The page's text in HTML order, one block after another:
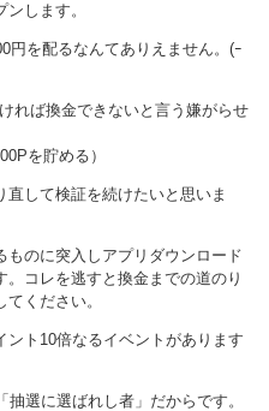
します。
円を配るなんてありえません。(ｰ
れば換金できないと言う嫌がらせ
を貯める）
して検証を続けたいと思いま
ものに突入しアプリダウンロード
コレを逃すと換金までの道のり
ください。
ト10倍なるイベントがあります
選に選ばれし者」だからです。